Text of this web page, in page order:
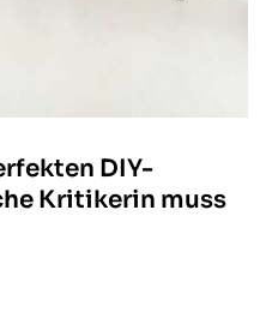
DIY-
Kritikerin muss